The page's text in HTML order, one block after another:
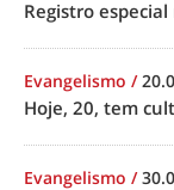
Registro
Evangelismo /
Hoje, 20, tem
Evangelismo /